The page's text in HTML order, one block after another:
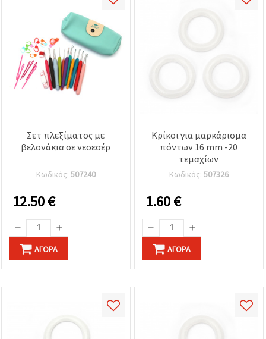
Σετ πλεξίματος με
βελονάκια σε νεσεσέρ
Κωδικός: 507240
12.50€
ΑΓΟΡΆ
Κρίκοι για μαρκάρισμα
πόντων 16 mm -20
τεμαχίων
Κωδικός: 507326
1.60€
ΑΓΟΡΆ